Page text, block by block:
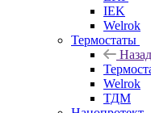
IEK
Welrok
Термостаты
Назад
Welrok
ТДМ